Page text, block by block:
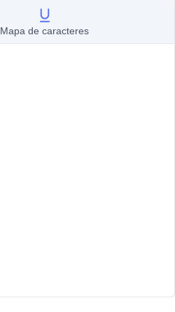
Mapa de caracteres